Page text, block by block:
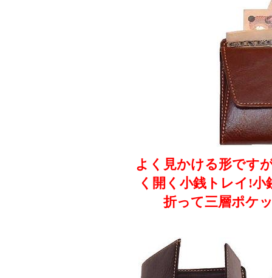
よく見かける形です
く開く小銭トレイ!
折って三層ポケ